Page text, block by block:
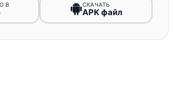
В СКАЧАТЬ
APK файл